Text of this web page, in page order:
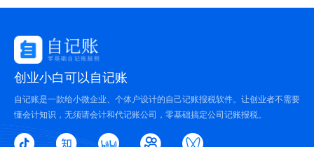
创业小白可以自记账
自记账是一款给小微企业、个体户设计的自己记账报税软件。让创业者不需要
懂会计知识，无须请会计和代记账公司，零基础搞定公司记账报税。